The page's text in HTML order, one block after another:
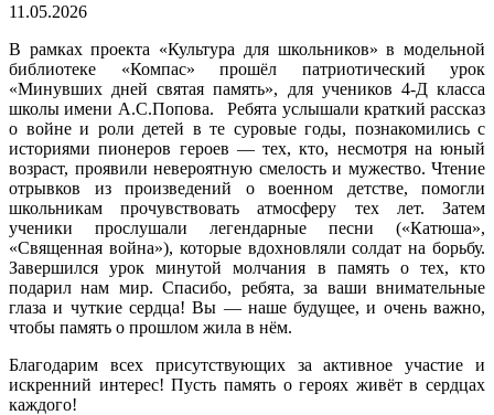
11.05.2026
В рамках проекта «Культура для школьников» в модельной
библиотеке «Компас» прошёл патриотический урок
«Минувших дней святая память», для учеников 4-Д класса
школы имени А.С.Попова. Ребята услышали краткий рассказ
о войне и роли детей в те суровые годы, познакомились с
историями пионеров героев — тех, кто, несмотря на юный
возраст, проявили невероятную смелость и мужество. Чтение
отрывков из произведений о военном детстве, помогли
школьникам прочувствовать атмосферу тех лет. Затем
ученики прослушали легендарные песни («Катюша»,
«Священная война»), которые вдохновляли солдат на борьбу.
Завершился урок минутой молчания в память о тех, кто
подарил нам мир. Спасибо, ребята, за ваши внимательные
глаза и чуткие сердца! Вы — наше будущее, и очень важно,
чтобы память о прошлом жила в нём.
Благодарим всех присутствующих за активное участие и
искренний интерес! Пусть память о героях живёт в сердцах
каждого!